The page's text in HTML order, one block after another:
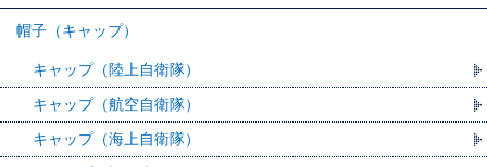
帽子（キャップ）
キャップ（陸上自衛隊）
キャップ（航空自衛隊）
キャップ（海上自衛隊）